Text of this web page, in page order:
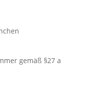
gemäß §27 a